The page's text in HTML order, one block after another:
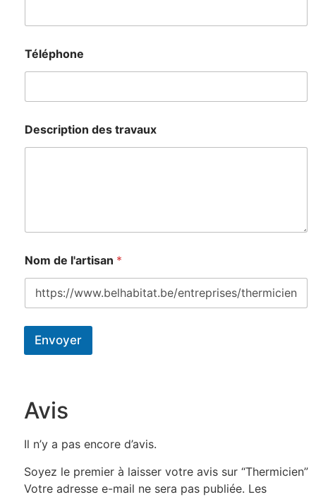
Téléphone
Description des travaux
Nom de l'artisan *
Envoyer
Avis
Il n’y a pas encore d’avis.
Soyez le premier à laisser votre avis sur “Thermicien”
Votre adresse e-mail ne sera pas publiée. Les